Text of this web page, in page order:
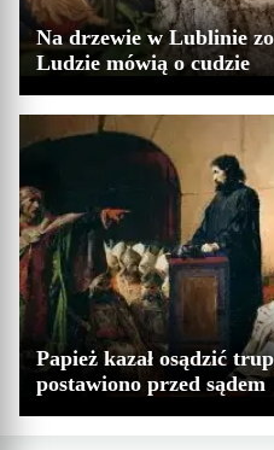
Na drzewie w Lublinie
Ludzie mówią o cudzie
Papież kazał osądzić
postawiono przed sądem